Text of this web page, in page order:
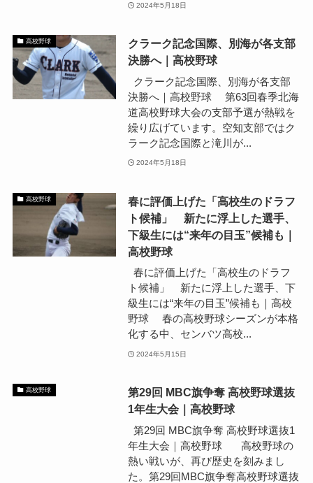
2024年5月18日
高校野球
クラーク記念国際、別海が各支部
決勝へ｜高校野球
クラーク記念国際、別海が各支部
決勝へ｜高校野球 第63回春季北海
道高校野球大会の支部予選が熱戦を
繰り広げています。空知支部ではク
ラーク記念国際と滝川が...
2024年5月18日
高校野球
春に評価上げた「高校生のドラフ
ト候補」 新たに浮上した選手、
下級生には“来年の目玉”候補も｜
高校野球
春に評価上げた「高校生のドラフ
ト候補」 新たに浮上した選手、下
級生には“来年の目玉”候補も｜高校
野球 春の高校野球シーズンが本格
化する中、センバツ高校...
2024年5月15日
高校野球
第29回 MBC旗争奪 高校野球選抜
1年生大会｜高校野球
第29回 MBC旗争奪 高校野球選抜1
年生大会｜高校野球 高校野球の
熱い戦いが、再び歴史を刻みまし
た。第29回MBC旗争奪高校野球選抜